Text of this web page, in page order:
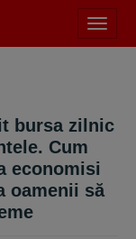
meniu
bursa zilnic
Cum
economisi
oamenii să